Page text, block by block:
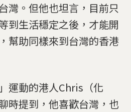
灣。但他也坦言，目前只
到生活穩定之後，才能開
幫助同樣來到台灣的香港
運動的港人Chris（化
時提到，他喜歡台灣，也